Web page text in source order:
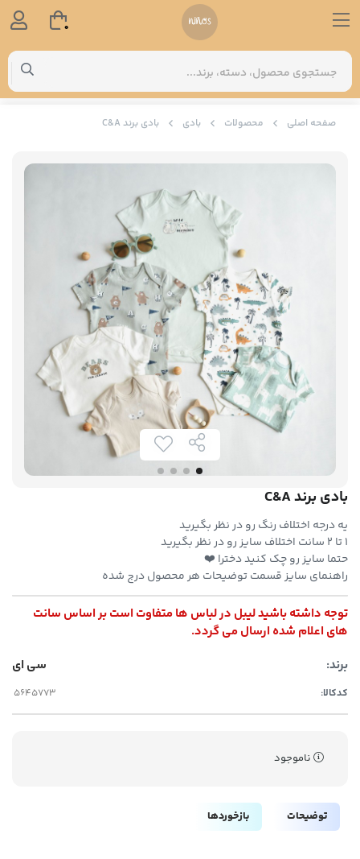
صفحه اصلی محصولات بادی بادی برند C&A
بادی برند C&A
یه درجه اختلاف رنگ رو در نظر بگیرید
۱ تا ۲ سانت اختلاف سایز رو در نظر بگیرید
حتما سایز رو چک کنید دخترا ❤️
راهنمای سایز قسمت توضیحات هر محصول درج شده
توجه داشته باشید لیبل در لباس ها متفاوت است بر اساس سانت
های اعلام شده ارسال می گردد.
برند:
سی ای
کدکالا:
ناموجود
توضیحات بازخوردها
0